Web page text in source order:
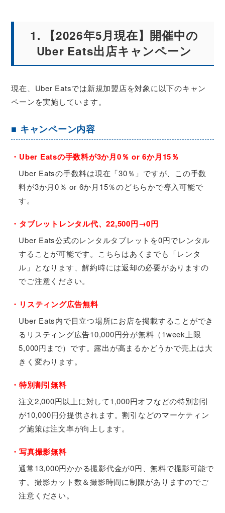
1. 【2026年5月現在】開催中の
Uber Eats出店キャンペーン
現在、Uber Eatsでは新規加盟店を対象に以下のキャン
ペーンを実施しています。
■ キャンペーン内容
・Uber Eatsの手数料が3か月0％ or 6か月15％
Uber Eatsの手数料は現在「30％」ですが、この手数
料が3か月0％ or 6か月15％のどちらかで導入可能で
す。
・タブレットレンタル代、22,500円→0円
Uber Eats公式のレンタルタブレットを0円でレンタル
することが可能です。こちらはあくまでも「レンタ
ル」となります、解約時には返却の必要がありますの
でご注意ください。
・リスティング広告無料
Uber Eats内で目立つ場所にお店を掲載することができ
るリスティング広告10,000円分が無料（1week上限
5,000円まで）です。露出が高まるかどうかで売上は大
きく変わります。
・特別割引無料
注文2,000円以上に対して1,000円オフなどの特別割引
が10,000円分提供されます。割引などのマーケティン
グ施策は注文率が向上します。
・写真撮影無料
通常13,000円かかる撮影代金が0円、無料で撮影可能で
す。撮影カット数＆撮影時間に制限がありますのでご
注意ください。